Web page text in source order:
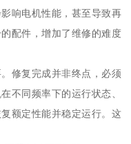
响电机性能，甚至导致再
配件，增加了维修的难度
修复完成并非终点，必须
不同频率下的运行状态、
额定性能并稳定运行。这